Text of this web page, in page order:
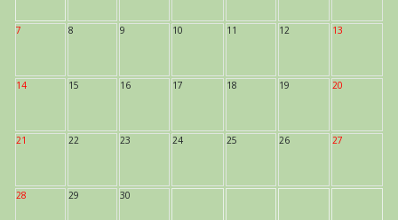
7 8 9 10 11 12 13
14 15 16 17 18 19 20
21 22 23 24 25 26 27
28 29 30